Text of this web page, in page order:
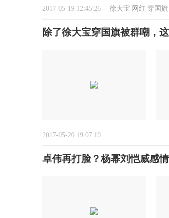
2017-05-19 12:45:26 徐大宝 网红 穿国旗
除了徐大宝穿国旗被群嘲，
2017-05-20 19:07:19
卓伟再打脸？杨幂刘恺威感